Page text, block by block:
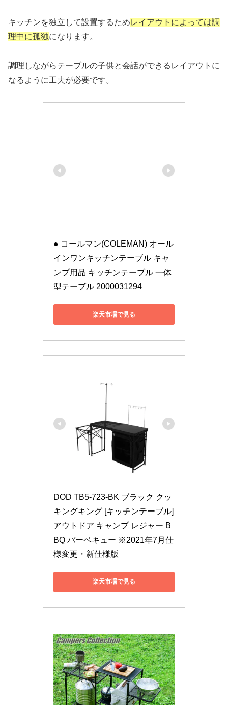
キッチンを独立して設置するためレイアウトによっては調
理中に孤独になります。
調理しながらテーブルの子供と会話ができるレイアウトに
なるように工夫が必要です。
● コールマン(COLEMAN) オール
インワンキッチンテーブル キャ
ンプ用品 キッチンテーブル 一体
型テーブル 2000031294
楽天市場で見る
DOD TB5-723-BK ブラック クッ
キングキング [キッチンテーブル]
アウトドア キャンプ レジャー B
BQ バーベキュー ※2021年7月仕
様変更・新仕様版
楽天市場で見る